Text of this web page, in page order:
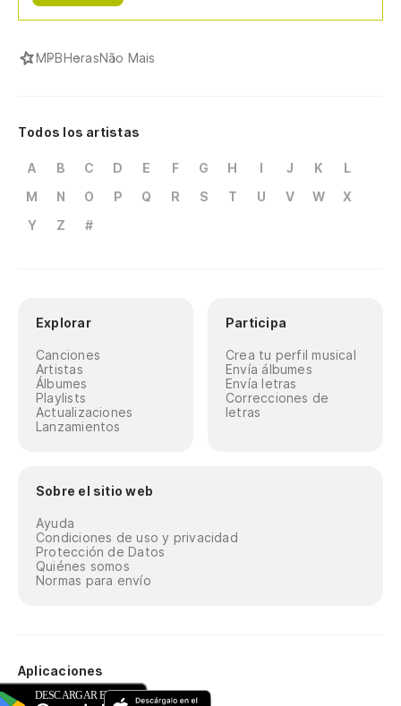
MPBHerasNão Mais
Todos los artistas
A B C D E F G H I J K
L
M
N O P Q R S T U V W
X
Y
Z #
Explorar
Canciones
Artistas
Álbumes
Playlists
Actualizaciones
Lanzamientos
Participa
Crea tu perfil musical
Envía álbumes
Envía letras
Correcciones de
letras
Sobre el sitio web
Ayuda
Condiciones de uso y privacidad
Protección de Datos
Quiénes somos
Normas para envío
Aplicaciones